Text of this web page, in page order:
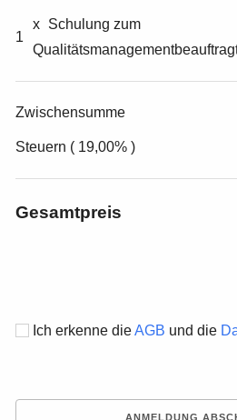
1
x Schulung zum
Zwischensumme
Steuern ( 19,00% )
Gesamtpreis
Ich erkenne dieAGB und die